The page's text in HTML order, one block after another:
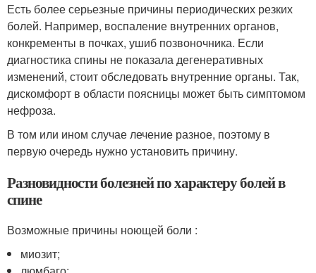
Есть более серьезные причины периодических резких
болей. Например, воспаление внутренних органов,
конкременты в почках, ушиб позвоночника. Если
диагностика спины не показала дегенеративных
изменений, стоит обследовать внутренние органы. Так,
дискомфорт в области поясницы может быть симптомом
нефроза.
В том или ином случае лечение разное, поэтому в
первую очередь нужно установить причину.
Разновидности болезней по характеру болей в
спине
Возможные причины ноющей боли :
миозит;